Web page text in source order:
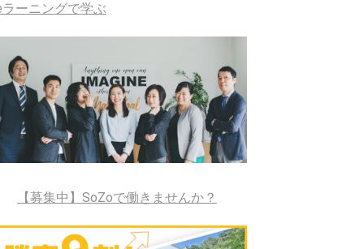
ーニングで学ぶ
【募集中】SoZoで働きませんか？